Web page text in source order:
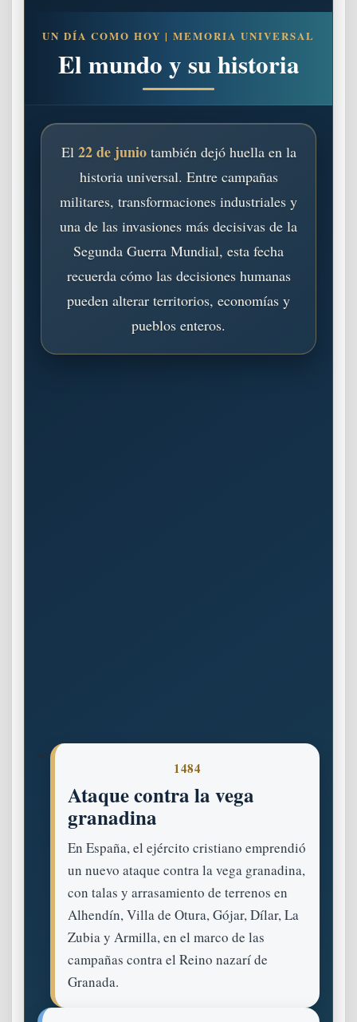
UN DÍA COMO HOY | MEMORIA UNIVERSAL
El mundo y su historia
El 22 de juniotambién dejó huella en la
historia universal. Entre campañas
militares, transformaciones industriales y
una de las invasiones más decisivas de la
Segunda Guerra Mundial, esta fecha
recuerda cómo las decisiones humanas
pueden alterar territorios, economías y
pueblos enteros.
“` 1484
Ataque contra la vega
granadina
En España, el ejército cristiano emprendió
un nuevo ataque contra la vega granadina,
con talas y arrasamiento de terrenos en
Alhendín, Villa de Otura, Gójar, Dílar, La
Zubia y Armilla, en el marco de las
campañas contra el Reino nazarí de
Granada.